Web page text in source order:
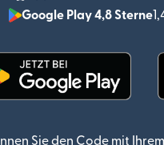
Google Play 4,8 Sterne
Sie den Code mit